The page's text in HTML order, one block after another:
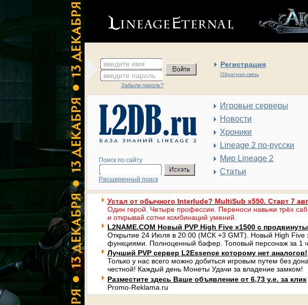
введите имя Регистрация
Обратная связь
введите пароль
Забыли пароль?
Поиск по сайту
Расширенный поиск
Игровые серверы
Новости
Хроники
Lineage 2 по-русски
Мир Lineage 2
Статьи
Устал от обычного Interlude? MultiSub x550. Старт 7
Один герой. Четыре профессии. Переноси навыки трёх
и открывай сотни комбинаций умений.
L2NAME.COM Новый PVP High Five x1500 с
Открытие 24 Июля в 20:00 (МСК +3 GMT). Новый High Five
функциями. Полноценный бафер. Топовый персонаж за 1
Лучший PVP сервер L2Essence которому нет аналогов!
Только у нас всего можно добиться игровым путем без
честной! Каждый день Монеты Удачи за владение замком!
Разместите здесь Ваше объявление от 6,73 у.е. за клик
Promo-Reklama.ru